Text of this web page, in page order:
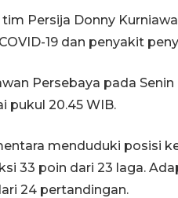
Persija Donny
19 dan penyakit
Persebaya pada
pukul 20.45 WIB.
menduduki posisi
33 poin dari 23 laga.
24 pertandingan.